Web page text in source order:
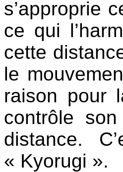
s’approprie
ce qui
cette
le
raison pour
contrôle
distance.
« Kyorugi ».